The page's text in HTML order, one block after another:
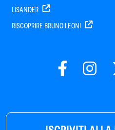
LISANDER
RISCOPRIRE BRUNO LEONI